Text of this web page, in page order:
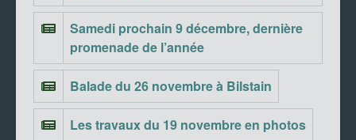
Samedi prochain 9 décembre, dernière
promenade de l’année
Balade du 26 novembre à Bilstain
Les travaux du 19 novembre en photos